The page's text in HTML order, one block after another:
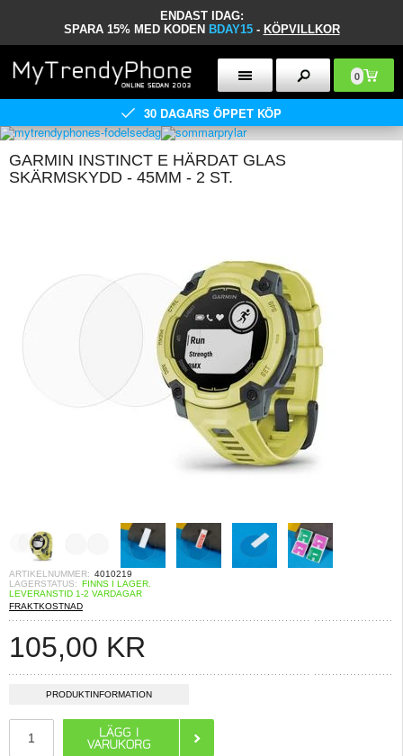
ENDAST IDAG:
SPARA 15% MED KODEN BDAY15 - KÖPVILLKOR
0
30 DAGARS ÖPPET KÖP
GARMIN INSTINCT E HÄRDAT GLAS
SKÄRMSKYDD - 45MM - 2 ST.
ARTIKELNUMMER: 4010219
LAGERSTATUS: FINNS I LAGER.
LEVERANSTID 1-2 VARDAGAR
FRAKTKOSTNAD
105,00 KR
PRODUKTINFORMATION